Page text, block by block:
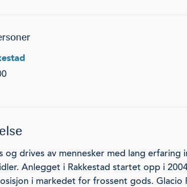
og drives av mennesker med lang erfaring
Anlegget i Rakkestad startet opp i
i markedet for frossent gods. Glacio